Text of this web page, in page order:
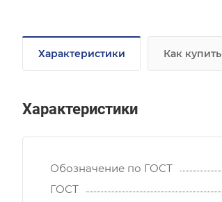
Характеристики Как купить
Характеристики
Обозначение по ГОСТ
ГОСТ